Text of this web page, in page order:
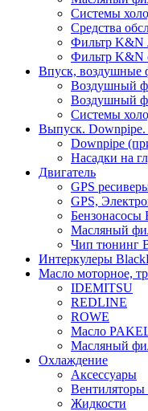
Системы
Средства
Фильтр K&N
Фильтр K&N
Впуск, воздушные
Воздушный
Воздушный
Системы
Выпуск. Downpipe.
Downpipe
Насадки на
Двигатель
GPS
GPS,
Бензонасосы
Масляный
Чип тюнинг
Интеркулеры
Масло моторное,
IDEMITSU
REDLINE
ROWE
Масло
Масляный
Охлаждение
Аксессуары
Вентиляторы
Жидкости